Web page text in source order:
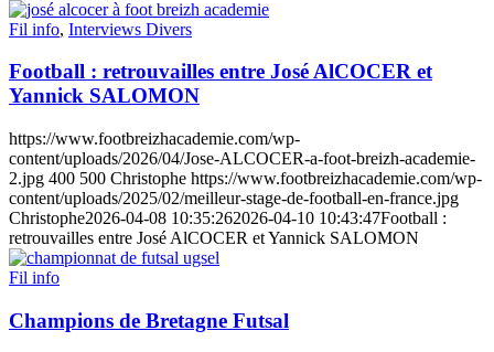
Fil info, Interviews Divers
Football : retrouvailles entre José AlCOCER et
Yannick SALOMON
https://www.footbreizhacademie.com/wp-
content/uploads/2026/04/Jose-ALCOCER-a-foot-breizh-academie-
2.jpg 400 500 Christophe https://www.footbreizhacademie.com/wp-
content/uploads/2025/02/meilleur-stage-de-football-en-france.jpg
Christophe2026-04-08 10:35:262026-04-10 10:43:47Football :
retrouvailles entre José AlCOCER et Yannick SALOMON
Fil info
Champions de Bretagne Futsal